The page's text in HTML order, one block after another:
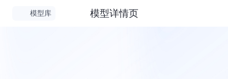
模型库 模型详情页